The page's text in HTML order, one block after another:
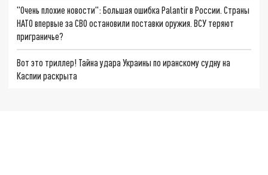
"Очень плохие новости": Большая ошибка Palantir в России. Страны
НАТО впервые за СВО остановили поставки оружия. ВСУ теряют
приграничье?
Вот это триллер! Тайна удара Украины по иранскому судну на
Каспии раскрыта